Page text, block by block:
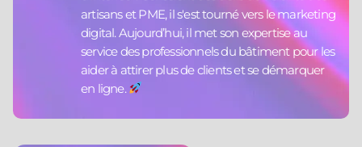
artisans et PME, il s'est tourné vers le marketing
digital. Aujourd’hui, il met son expertise au
service des professionnels du bâtiment pour les
aider à attirer plus de clients et se démarquer
en ligne.